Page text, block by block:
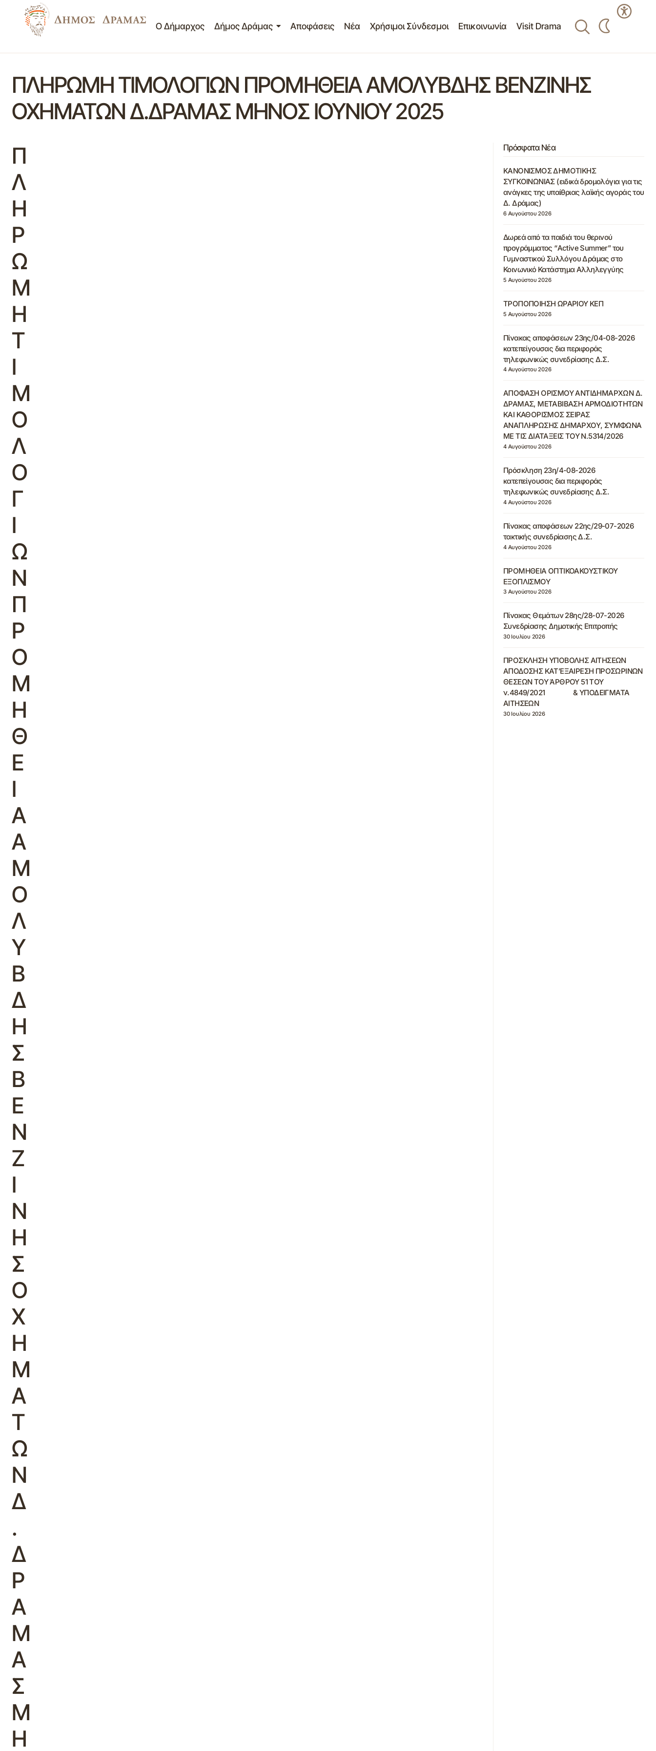
Ο Δήμαρχος Δήμος Δράμας Αποφάσεις Νέα Χρήσιμοι Σύνδεσμοι Επικοινωνία Visit Drama
ΠΛΗΡΩΜΗ ΤΙΜΟΛΟΓΙΩΝ ΠΡΟΜΗΘΕΙΑ ΑΜΟΛΥΒΔΗΣ ΒΕΝΖΙΝΗΣ
ΟΧΗΜΑΤΩΝ Δ.ΔΡΑΜΑΣ ΜΗΝΟΣ ΙΟΥΝΙΟΥ 2025
Π
Λ
Η
Ρ
Ω
Μ
Η
Τ
Ι
Μ
Ο
Λ
Ο
Γ
Ι
Ω
Ν
Π
Ρ
Ο
Μ
Η
Θ
Ε
Ι
Α
Α
Μ
Ο
Λ
Υ
Β
Δ
Η
Σ
Β
Ε
Ν
Ζ
Ι
Ν
Η
Σ
Ο
Χ
Η
Μ
Α
Τ
Ω
Ν
Δ
.
Δ
Ρ
Α
Μ
Α
Σ
Μ
Η
Πρόσφατα Νέα
ΚΑΝΟΝΙΣΜΟΣ ΔΗΜΟΤΙΚΗΣ
ΣΥΓΚΟΙΝΩΝΙΑΣ (ειδικά δρομολόγια για τις
ανάγκες της υπαίθριας λαϊκής αγοράς του
Δ. Δράμας)
6 Αυγούστου 2026
Δωρεά από τα παιδιά του θερινού
προγράμματος “Active Summer” του
Γυμναστικού Συλλόγου Δράμας στο
Κοινωνικό Κατάστημα Αλληλεγγύης
5 Αυγούστου 2026
ΤΡΟΠΟΠΟΙΗΣΗ ΩΡΑΡΙΟΥ ΚΕΠ
5 Αυγούστου 2026
Πίνακας αποφάσεων 23ης/04-08-2026
κατεπείγουσας δια περιφοράς
τηλεφωνικώς συνεδρίασης Δ.Σ.
4 Αυγούστου 2026
ΑΠΟΦΑΣΗ ΟΡΙΣΜΟΥ ΑΝΤΙΔΗΜΑΡΧΩΝ Δ.
ΔΡΑΜΑΣ, ΜΕΤΑΒΙΒΑΣΗ ΑΡΜΟΔΙΟΤΗΤΩΝ
ΚΑΙ ΚΑΘΟΡΙΣΜΟΣ ΣΕΙΡΑΣ
ΑΝΑΠΛΗΡΩΣΗΣ ΔΗΜΑΡΧΟΥ, ΣΥΜΦΩΝΑ
ΜΕ ΤΙΣ ΔΙΑΤΑΞΕΙΣ ΤΟΥ Ν.5314/2026
4 Αυγούστου 2026
Πρόσκληση 23η/4-08-2026
κατεπείγουσας δια περιφοράς
τηλεφωνικώς συνεδρίασης Δ.Σ.
4 Αυγούστου 2026
Πίνακας αποφάσεων 22ης/29-07-2026
τακτικής συνεδρίασης Δ.Σ.
4 Αυγούστου 2026
ΠΡΟΜΗΘΕΙΑ ΟΠΤΙΚΟΑΚΟΥΣΤΙΚΟΥ
ΕΞΟΠΛΙΣΜΟΥ
3 Αυγούστου 2026
Πίνακας Θεμάτων 28ης/28-07-2026
Συνεδρίασης Δημοτικής Επιτροπής
30 Ιουλίου 2026
ΠΡΟΣΚΛΗΣΗ ΥΠΟΒΟΛΗΣ ΑΙΤΗΣΕΩΝ
ΑΠΟΔΟΣΗΣ ΚΑΤ’ΕΞΑΙΡΕΣΗ ΠΡΟΣΩΡΙΝΩΝ
ΘΕΣΕΩΝ ΤΟΥ ΆΡΘΡΟΥ 51 ΤΟΥ
ν.4849/2021 & ΥΠΟΔΕΙΓΜΑΤΑ
ΑΙΤΗΣΕΩΝ
30 Ιουλίου 2026